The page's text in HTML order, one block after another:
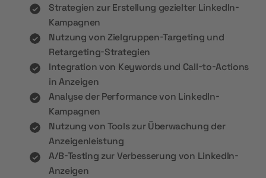
Strategien zur Erstellung gezielter LinkedIn-
Kampagnen
Nutzung von Zielgruppen-Targeting und
Retargeting-Strategien
Integration von Keywords und Call-to-Actions
in Anzeigen
Analyse der Performance von LinkedIn-
Kampagnen
Nutzung von Tools zur Überwachung der
Anzeigenleistung
A/B-Testing zur Verbesserung von LinkedIn-
Anzeigen